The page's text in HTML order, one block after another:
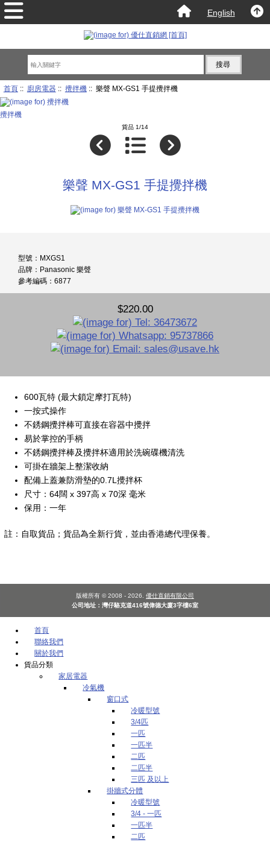
English
首頁:: 廚房電器:: 攪拌機:: 樂聲 MX-GS1 手提攪拌機
攪拌機
貨品 1/14
樂聲 MX-GS1 手提攪拌機
型號：MXGS1
品牌：Panasonic 樂聲
參考編碼：6877
$220.00
600瓦特 (最大鎖定摩打瓦特)
一按式操作
不銹鋼攪拌棒可直接在容器中攪拌
易於掌控的手柄
不銹鋼攪拌棒及攪拌杯適用於洗碗碟機清洗
可掛在牆架上整潔收納
配備上蓋兼防滑墊的0.7L攪拌杯
尺寸：64闊 x 397高 x 70深 毫米
保用：一年
註：自取貨品；貨品為全新行貨，並由香港總代理保養。
版權所有 © 2008 - 2026. 優仕直銷有限公司
公司地址：灣仔駱克道416號偉德大廈3字樓6室
首頁
聯絡我們
關於我們
貨品分類
家居電器
冷氣機
窗口式
冷暖型號
3/4匹
一匹
一匹半
二匹
二匹半
三匹 及以上
掛牆式分體
冷暖型號
3/4 - 一匹
一匹半
二匹